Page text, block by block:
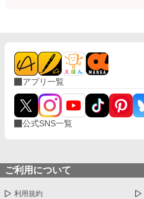
アプリ一覧
公式SNS一覧
ご利用について
利用規約